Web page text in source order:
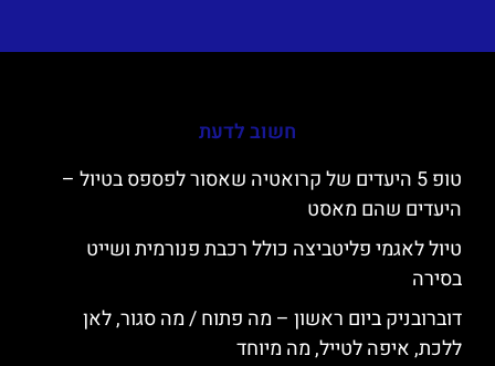
חשוב לדעת
טופ 5 היעדים של קרואטיה שאסור לפספס בטיול –
היעדים שהם מאסט
טיול לאגמי פליטביצה כולל רכבת פנורמית ושייט
בסירה
דוברובניק ביום ראשון – מה פתוח / מה סגור, לאן
ללכת, איפה לטייל, מה מיוחד